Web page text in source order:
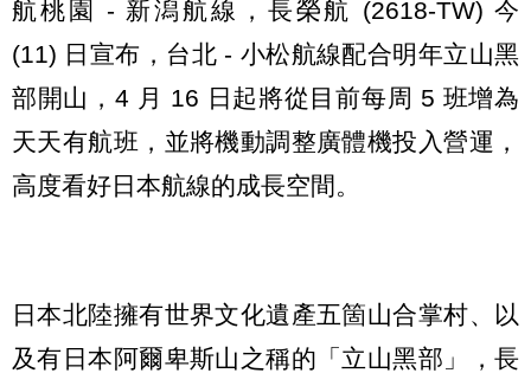
航桃園 - 新潟航線，長榮航 (2618-TW) 今
(11) 日宣布，台北 - 小松航線配合明年立山黑
部開山，4 月 16 日起將從目前每周 5 班增為
天天有航班，並將機動調整廣體機投入營運，
高度看好日本航線的成長空間。
日本北陸擁有世界文化遺產五箇山合掌村、以
及有日本阿爾卑斯山之稱的「立山黑部」，長